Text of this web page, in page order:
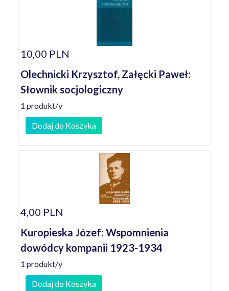
10,00 PLN
Olechnicki Krzysztof, Załęcki Paweł:
Słownik socjologiczny
1 produkt/y
Dodaj do Koszyka
4,00 PLN
Kuropieska Józef: Wspomnienia
dowódcy kompanii 1923-1934
1 produkt/y
Dodaj do Koszyka